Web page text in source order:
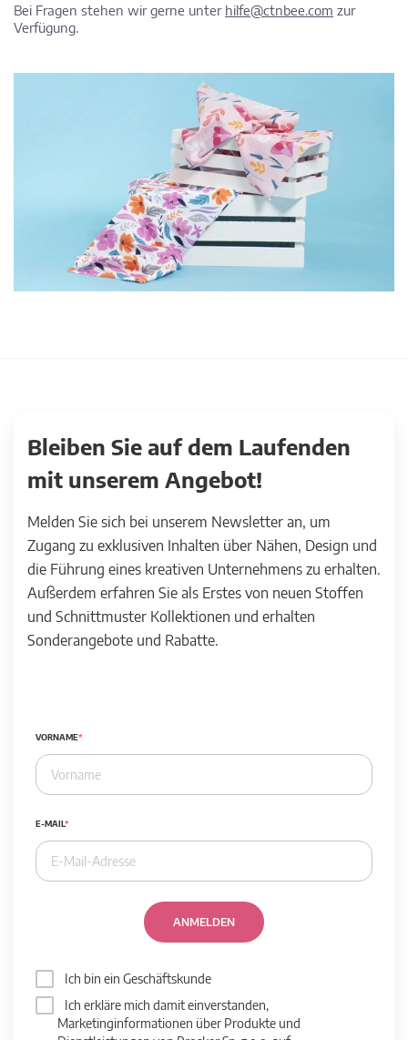
Bei Fragen stehen wir gerne unter hilfe@ctnbee.com zur
Verfügung.
Bleiben Sie auf dem Laufenden
mit unserem Angebot!
Melden Sie sich bei unserem Newsletter an, um
Zugang zu exklusiven Inhalten über Nähen, Design und
die Führung eines kreativen Unternehmens zu erhalten.
Außerdem erfahren Sie als Erstes von neuen Stoffen
und Schnittmuster Kollektionen und erhalten
Sonderangebote und Rabatte.
VORNAME
E-MAIL
ANMELDEN
Ich bin ein Geschäftskunde
Ich erkläre mich damit einverstanden,
Marketinginformationen über Produkte und